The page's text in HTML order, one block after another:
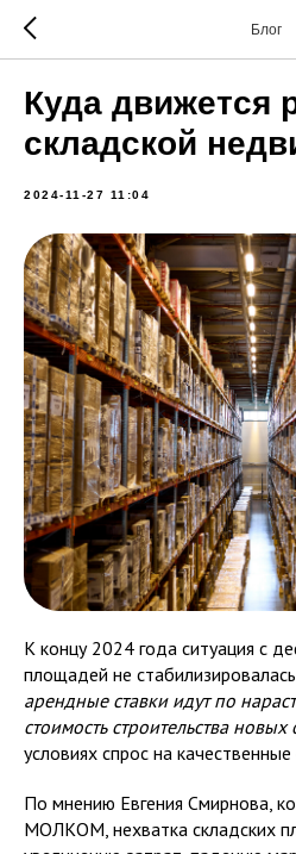
Блог
Куда движется
складской
2024-11-27 11:04
К концу 2024 года ситуация с
площадей не
арендные ставки идут по
стоимость строительства новых
условиях спрос на
По мнению Евгения Смирнова,
МОЛКОМ, нехватка складских